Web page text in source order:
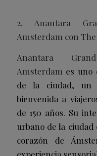
2. Anantara
Amsterdam con The
Anantara
Amsterdam es uno
de la ciudad, un
bienvenida a
de 150 años. Su
urbano de la
corazón de